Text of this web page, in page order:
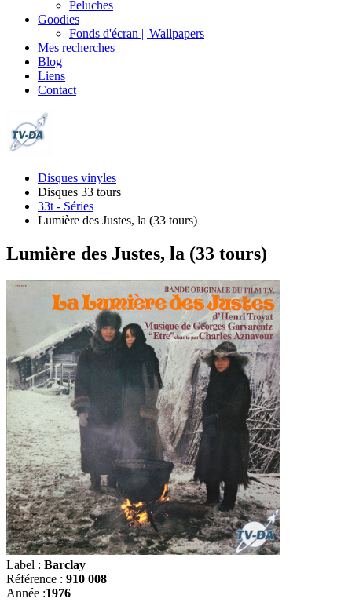
Peluches
Goodies
Fonds d'écran || Wallpapers
Mes recherches
Blog
Liens
Contact
Disques vinyles
Disques 33 tours
33t - Séries
Lumière des Justes, la (33 tours)
Lumière des Justes, la (33 tours)
Label : Barclay
Référence : 910 008
Année :1976